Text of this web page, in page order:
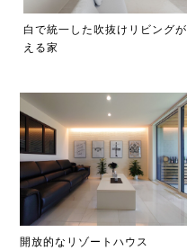
白で統一した吹抜けリビング
える家
開放的なリゾートハウス